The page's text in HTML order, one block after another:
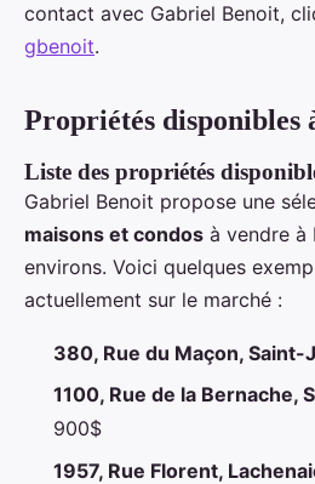
contact avec Gabriel Benoit,
gbenoit.
Propriétés disponibles
Liste des propriétés
Gabriel Benoit propose une
maisons et condos à vendre à
environs. Voici quelques
actuellement sur le marché :
380, Rue du Maçon, Saint-
1100, Rue de la Bernache,
900$
1957, Rue Florent,